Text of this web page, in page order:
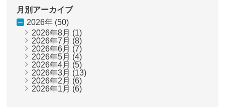
月別アーカイブ
2026年 (50)
2026年8月 (1)
2026年7月 (8)
2026年6月 (7)
2026年5月 (4)
2026年4月 (5)
2026年3月 (13)
2026年2月 (6)
2026年1月 (6)